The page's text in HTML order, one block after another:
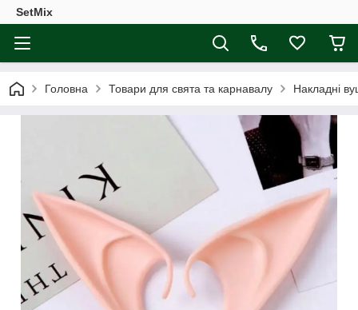
SetMix
Головна Товари для свята та карнавалу Накладні